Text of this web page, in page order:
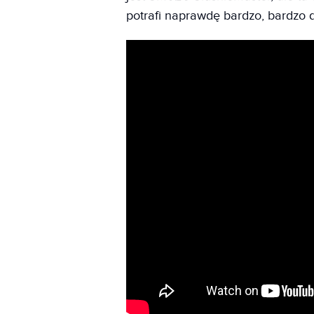
potrafi naprawdę bardzo, bardzo